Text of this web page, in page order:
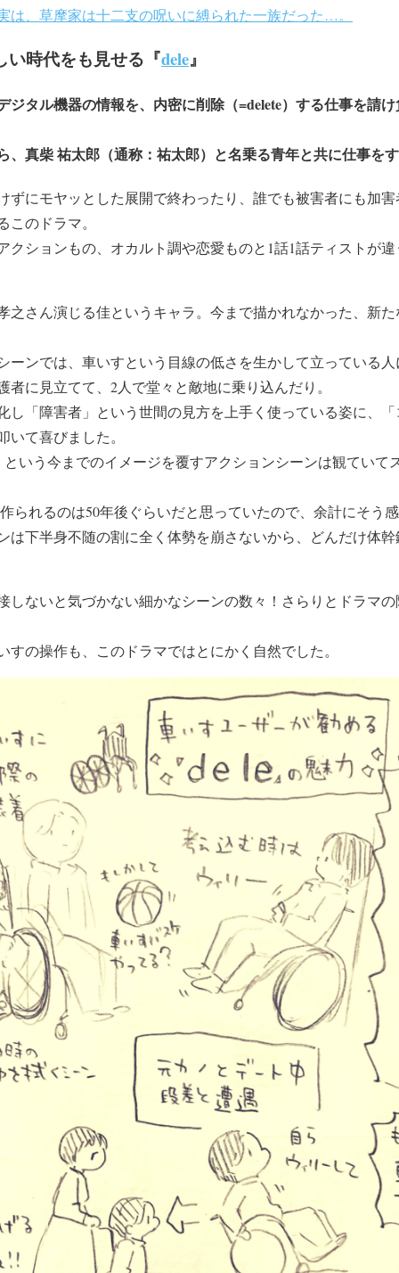
は、草摩家は十二支の呪いに縛られた一族だった…。
い時代をも見せる『dele』
ジタル機器の情報を、内密に削除（=delete）する仕事を請
、真柴 祐太郎（通称：祐太郎）と名乗る青年と共に仕事を
ずにモヤッとした展開で終わったり、誰でも被害者にも加
のドラマ。
クションもの、オカルト調や恋愛ものと1話1話ティストが
之さん演じる佳というキャラ。今まで描かれなかった、新
ーンでは、車いすという目線の低さを生かして立っている
者に見立てて、2人で堂々と敵地に乗り込んだり。
し「障害者」という世間の見方を上手く使っている姿に、
て喜びました。
という今までのイメージを覆すアクションシーンは観ていて
られるのは50年後ぐらいだと思っていたので、余計にそう
下半身不随の割に全く体勢を崩さないから、どんだけ体
しないと気づかない細かなシーンの数々！さらりとドラマ
すの操作も、このドラマではとにかく自然でした。